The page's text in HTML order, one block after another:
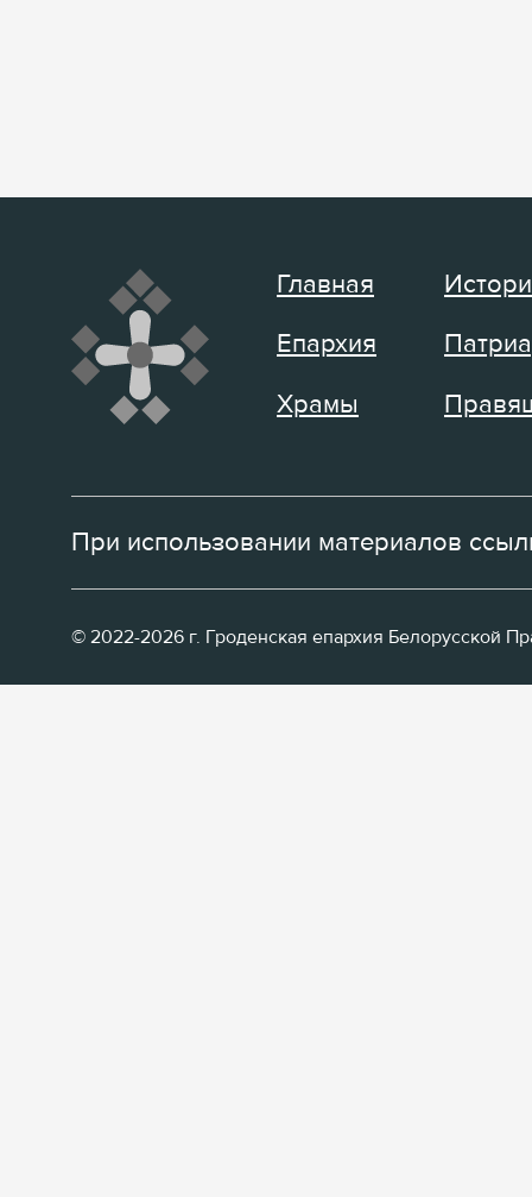
Главная
Епархия
Храмы
При использовании материалов
© 2022-2026 г. Гроденская епархия Белорусской